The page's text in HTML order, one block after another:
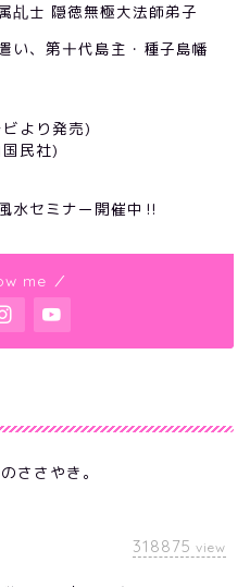
乩士 隠徳無極大法師弟子
い、第十代島主・種子島幡
より発売)
民社)
水セミナー開催中‼︎
me ／
ささやき。
318875 view